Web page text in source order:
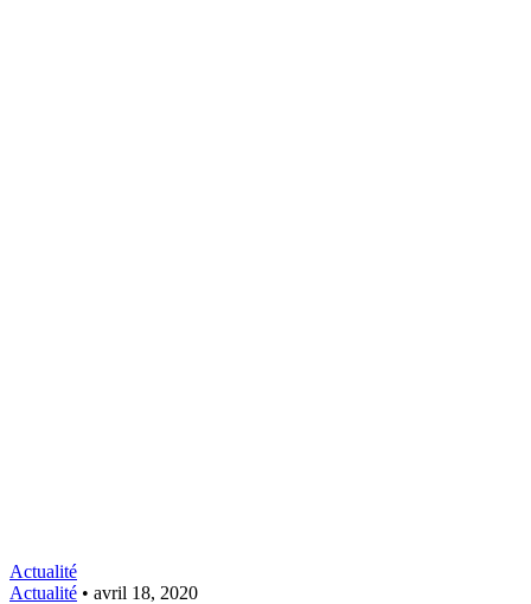
Actualité
Actualité • avril 18, 2020